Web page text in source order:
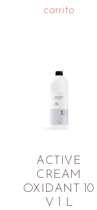
carrito
ACTIVE
CREAM
OXIDANT 10
V 1 L